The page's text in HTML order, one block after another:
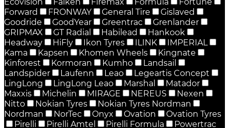
Forward
FRONWAY General Tire
Gislaved
Goodride
GoodYear Greentrac
Grenlander
GRIPMAX
GT Radial Habilead
Hankook
Headway
HiFly Ikon Tyres ILINK
IMPERIAL
Kama
Kapsen Khomen Wheels
Kingnate
Kinforest
Kormoran Kumho
Landsail
Landspider
Laufenn Leao
Legeartis Concept
LingLong
LingLong Leao Marshal
Matador
Maxxis
Michelin MIRAGE NEREUS
Nexen
Nitto
Nokian Tyres
Nokian Tyres Nordman
Nordman
NorTec Onyx Ovation
Ovation Tyres
Pirelli
Pirelli Amtel Pirelli Formula
Powertrac